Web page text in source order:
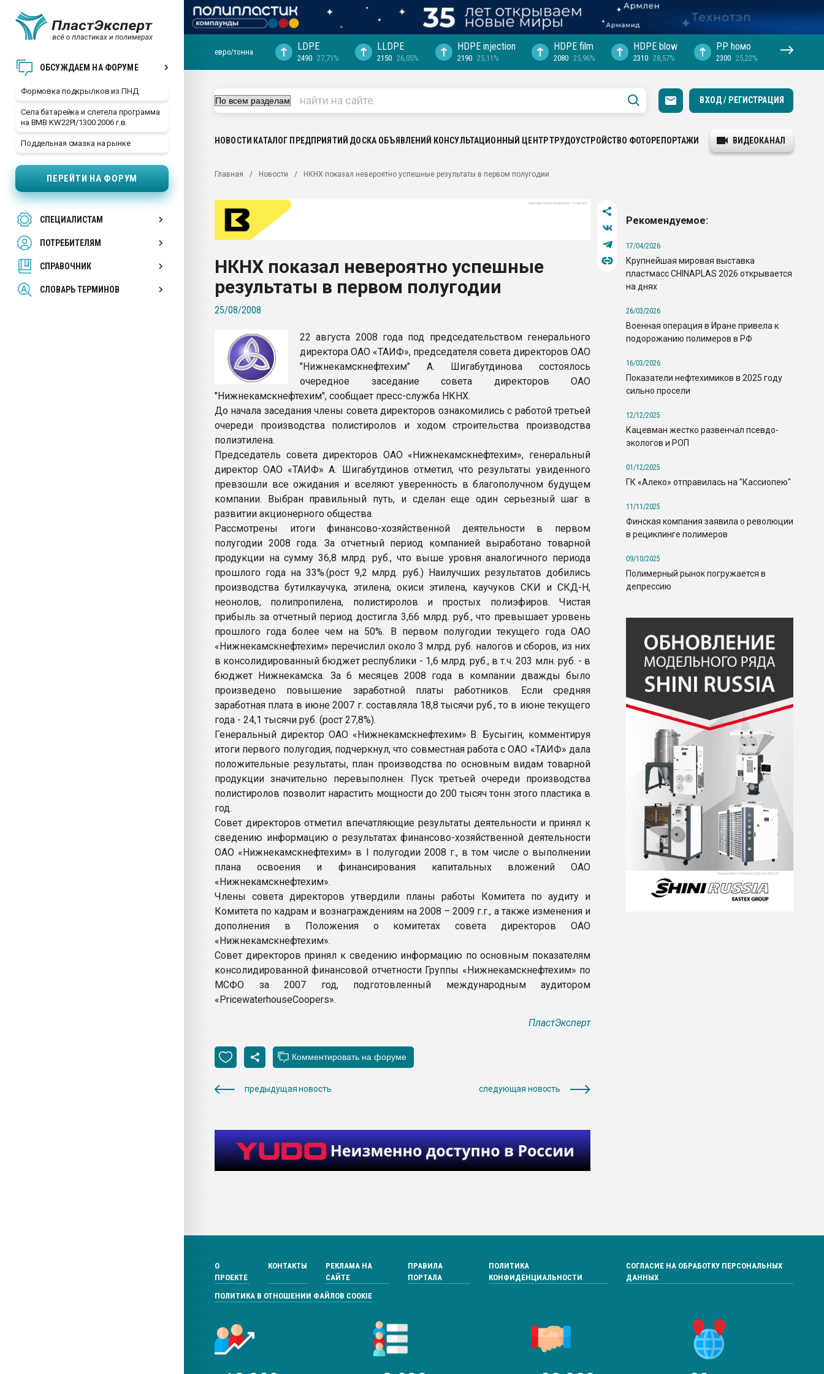
ОБСУЖДАЕМ НА ФОРУМЕ
Формовка подкрылков из ПНД
Села батарейка и слетела программа
на BMB KW22PI/1300 2006 г.в.
Поддельная смазка на рынке
ПЕРЕЙТИ НА ФОРУМ
СПЕЦИАЛИСТАМ
ПОТРЕБИТЕЛЯМ
СПРАВОЧНИК
СЛОВАРЬ ТЕРМИНОВ
29.07.2026 ФРП помог "Ижевскому
Вакуум-формовочные машины:
28.07.2026 Автоматизация выходит на
первый план в переработке
пластмасс
ситуацией на строительном рынке
Всё, что касается выдува ПЭТ
бутылок
ПЕРЕЙТИ НА ФОРУМ
евро/тонна LDPE
2490 27,71%
LLDPE
2150 26,05%
HDPE injection
2190 25,11%
HDPE film
2080 25,96%
HDPE blow
2310 28,57%
PP hомо
2300 25,22%
ВХОД / РЕГИСТРАЦИЯ
НОВОСТИ КАТАЛОГ ПРЕДПРИЯТИЙ ДОСКА ОБЪЯВЛЕНИЙ КОНСУЛЬТАЦИОННЫЙ ЦЕНТРТРУДОУСТРОЙСТВО ФОТОРЕПОРТАЖИ ВИДЕОКАНАЛ
Главная Новости НКНХ показал невероятно успешные результаты в первом полугодии
НКНХ показал невероятно успешные
результаты в первом полугодии
25/08/2008
22 августа 2008 года под председательством генерального
директора ОАО «ТАИФ», председателя совета директоров ОАО
"Нижнекамскнефтехим" А. Шигабутдинова состоялось
очередное заседание совета директоров ОАО
"Нижнекамскнефтехим", сообщает пресс-служба НКНХ.
До начала заседания члены совета директоров ознакомились с работой третьей
очереди производства полистиролов и ходом строительства производства
полиэтилена.
Председатель совета директоров ОАО «Нижнекамскнефтехим», генеральный
директор ОАО «ТАИФ» А. Шигабутдинов отметил, что результаты увиденного
превзошли все ожидания и вселяют уверенность в благополучном будущем
компании. Выбран правильный путь, и сделан еще один серьезный шаг в
развитии акционерного общества.
Рассмотрены итоги финансово-хозяйственной деятельности в первом
полугодии 2008 года. За отчетный период компанией выработано товарной
продукции на сумму 36,8 млрд. руб., что выше уровня аналогичного периода
прошлого года на 33%.(рост 9,2 млрд. руб.) Наилучших результатов добились
производства бутилкаучука, этилена, окиси этилена, каучуков СКИ и СКД-Н,
неонолов, полипропилена, полистиролов и простых полиэфиров. Чистая
прибыль за отчетный период достигла 3,66 млрд. руб., что превышает уровень
прошлого года более чем на 50%. В первом полугодии текущего года ОАО
«Нижнекамскнефтехим» перечислил около 3 млрд. руб. налогов и сборов, из них
в консолидированный бюджет республики - 1,6 млрд. руб., в т.ч. 203 млн. руб. - в
бюджет Нижнекамска. За 6 месяцев 2008 года в компании дважды было
произведено повышение заработной платы работников. Если средняя
заработная плата в июне 2007 г. составляла 18,8 тысячи руб., то в июне текущего
года - 24,1 тысячи руб. (рост 27,8%).
Генеральный директор ОАО «Нижнекамскнефтехим» В. Бусыгин, комментируя
итоги первого полугодия, подчеркнул, что совместная работа с ОАО «ТАИФ» дала
положительные результаты, план производства по основным видам товарной
продукции значительно перевыполнен. Пуск третьей очереди производства
полистиролов позволит нарастить мощности до 200 тысяч тонн этого пластика в
год.
Совет директоров отметил впечатляющие результаты деятельности и принял к
сведению информацию о результатах финансово-хозяйственной деятельности
ОАО «Нижнекамскнефтехим» в I полугодии 2008 г., в том числе о выполнении
плана освоения и финансирования капитальных вложений ОАО
«Нижнекамскнефтехим».
Члены совета директоров утвердили планы работы Комитета по аудиту и
Комитета по кадрам и вознаграждениям на 2008 – 2009 г.г., а также изменения и
дополнения в Положения о комитетах совета директоров ОАО
«Нижнекамскнефтехим».
Совет директоров принял к сведению информацию по основным показателям
консолидированной финансовой отчетности Группы «Нижнекамскнефтехим» по
МСФО за 2007 год, подготовленный международным аудитором
«PricewaterhouseCoopers».
ПластЭксперт
предыдущая новость следующая новость
Рекомендуемое:
17/04/2026
Крупнейшая мировая выставка
пластмасс CHINAPLAS 2026 открывается
на днях
26/03/2026
Военная операция в Иране привела к
подорожанию полимеров в РФ
16/03/2026
Показатели нефтехимиков в 2025 году
сильно просели
12/12/2025
Кацевман жестко развенчал псевдо-
экологов и РОП
01/12/2025
ГК «Алеко» отправилась на "Кассиопею"
11/11/2025
Финская компания заявила о революции
в рециклинге полимеров
09/10/2025
Полимерный рынок погружается в
депрессию
О
ПРОЕКТЕ
КОНТАКТЫ
РЕКЛАМА НА
САЙТЕ
ПРАВИЛА
ПОРТАЛА
ПОЛИТИКА
КОНФИДЕНЦИАЛЬНОСТИ
СОГЛАСИЕ НА ОБРАБОТКУ ПЕРСОНАЛЬНЫХ
ДАННЫХ
ПОЛИТИКА В ОТНОШЕНИИ ФАЙЛОВ COOKIE